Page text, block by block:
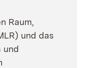
Raum,
und das
und